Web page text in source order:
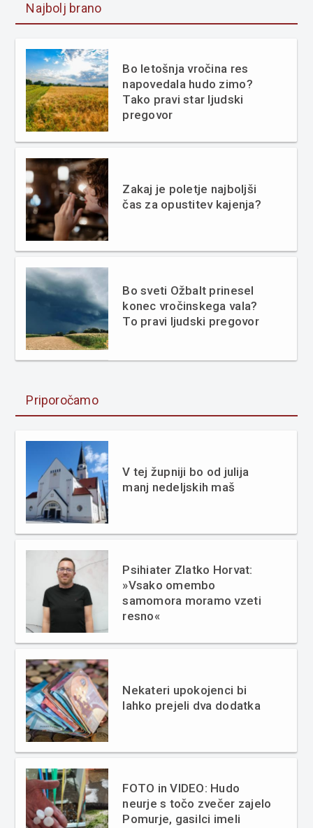
Najbolj brano
Bo letošnja vročina res
napovedala hudo zimo?
Tako pravi star ljudski
pregovor
Zakaj je poletje najboljši
čas za opustitev kajenja?
Bo sveti Ožbalt prinesel
konec vročinskega vala?
To pravi ljudski pregovor
Priporočamo
V tej župniji bo od julija
manj nedeljskih maš
Psihiater Zlatko Horvat:
»Vsako omembo
samomora moramo vzeti
resno«
Nekateri upokojenci bi
lahko prejeli dva dodatka
FOTO in VIDEO: Hudo
neurje s točo zvečer zajelo
Pomurje, gasilci imeli